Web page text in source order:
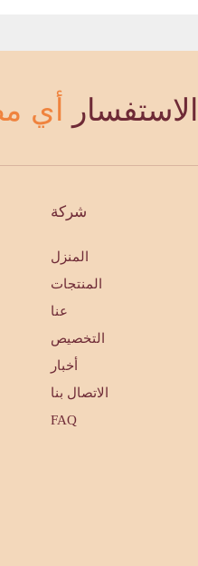
شركة
المنزل
المنتجات
عنا
التخصيص
أخبار
الاتصال بنا
FAQ